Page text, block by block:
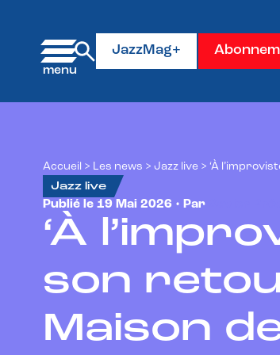
JazzMag+
Accueil > Les news > Jazz live > ‘À
Jazz live
Publié le 19 Mai 2026 • Par
‘À
son
Maison